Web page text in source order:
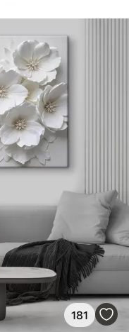
181